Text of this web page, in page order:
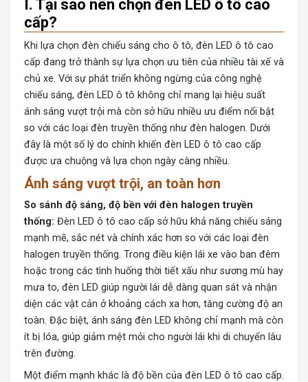
I. Tại sao nên chọn đèn LED ô tô cao
cấp?
Khi lựa chọn đèn chiếu sáng cho ô tô, đèn LED ô tô cao
cấp đang trở thành sự lựa chọn ưu tiên của nhiều tài xế và
chủ xe. Với sự phát triển không ngừng của công nghệ
chiếu sáng, đèn LED ô tô không chỉ mang lại hiệu suất
ánh sáng vượt trội mà còn sở hữu nhiều ưu điểm nổi bật
so với các loại đèn truyền thống như đèn halogen. Dưới
đây là một số lý do chính khiến đèn LED ô tô cao cấp
được ưa chuộng và lựa chọn ngày càng nhiều.
Ánh sáng vượt trội, an toàn hơn
So sánh độ sáng, độ bền với đèn halogen truyền
thống: Đèn LED ô tô cao cấp sở hữu khả năng chiếu sáng
mạnh mẽ, sắc nét và chính xác hơn so với các loại đèn
halogen truyền thống. Trong điều kiện lái xe vào ban đêm
hoặc trong các tình huống thời tiết xấu như sương mù hay
mưa to, đèn LED giúp người lái dễ dàng quan sát và nhận
diện các vật cản ở khoảng cách xa hơn, tăng cường độ an
toàn. Đặc biệt, ánh sáng đèn LED không chỉ mạnh mà còn
ít bị lóa, giúp giảm mệt mỏi cho người lái khi di chuyển lâu
trên đường.
Một điểm mạnh khác là độ bền của đèn LED ô tô cao cấp.